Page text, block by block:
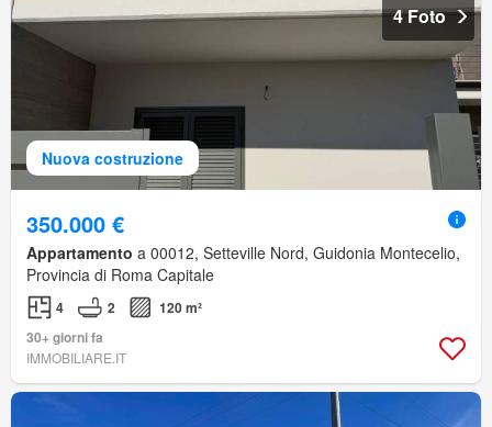
Nuova costruzione
4 Foto
350.000 €
Appartamento a 00012, Setteville Nord, Guidonia Montecelio,
Provincia di Roma Capitale
4 2
120 m²
30+ giorni fa
IMMOBILIARE.IT